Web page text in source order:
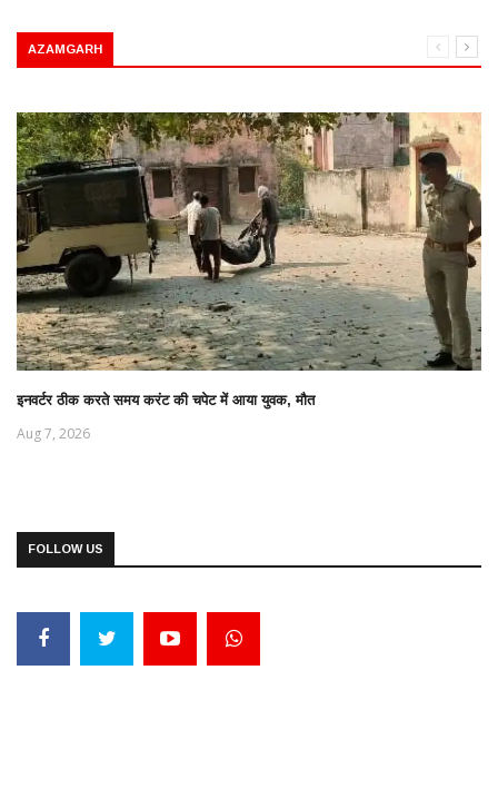
AZAMGARH
इनवर्टर ठीक करते समय करंट की चपेट में आया युवक, मौत
Aug 7, 2026
FOLLOW US